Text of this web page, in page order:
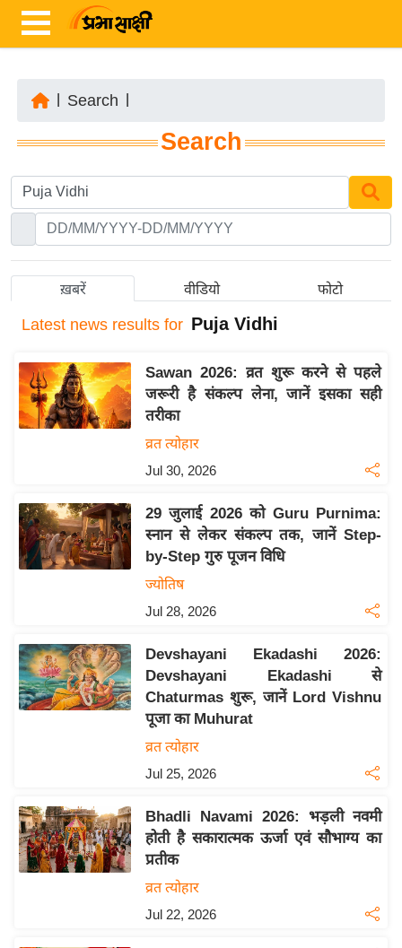
ज़ा
ख
र
ष्ट्री
अं
र्रा
ष्ट्री
य
स
उ
द्यो
ग
त
वि
शे
य
ब
ज
Search
Search
ख़बरें वीडियो फोटो
Latest news results for Puja Vidhi
Sawan 2026: व्रत शुरू करने से पहले
जरूरी है संकल्प लेना, जानें इसका सही
तरीका
व्रत त्योहार
Jul 30, 2026
29 जुलाई 2026 को Guru Purnima:
स्नान से लेकर संकल्प तक, जानें Step-
by-Step गुरु पूजन विधि
ज्योतिष
Jul 28, 2026
Devshayani Ekadashi 2026:
Devshayani Ekadashi से
Chaturmas शुरू, जानें Lord Vishnu
पूजा का Muhurat
व्रत त्योहार
Jul 25, 2026
Bhadli Navami 2026: भड़ली नवमी
होती है सकारात्मक ऊर्जा एवं सौभाग्य का
प्रतीक
व्रत त्योहार
Jul 22, 2026